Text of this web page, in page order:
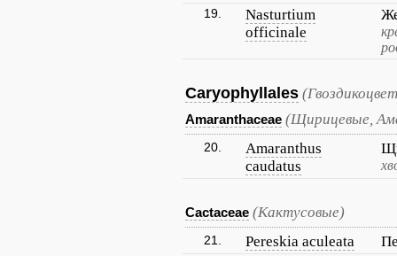
19.
Nasturtium
officinale
Caryophyllales
Amaranthaceae (Щирицевые,
20.
Amaranthus
caudatus
Cactaceae (Кактусовые)
21. Pereskia aculeata